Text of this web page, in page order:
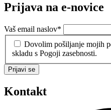
Prijava na e-novice
Vaš email naslov*
Dovolim pošiljanje mojih
skladu s Pogoji zasebnosti.
Prijavi se
Kontakt